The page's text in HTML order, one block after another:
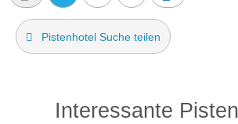
Pistenhotel Suche teilen
Interessante